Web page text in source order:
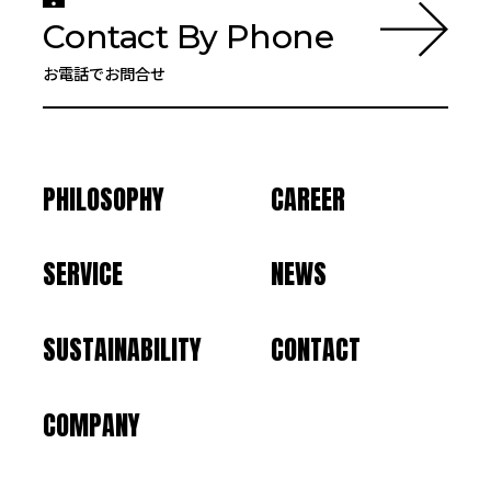
Contact By Phone
お電話でお問合せ
PHILOSOPHY
SERVICE
SUSTAINABILITY
COMPANY
CAREER
NEWS
CONTACT